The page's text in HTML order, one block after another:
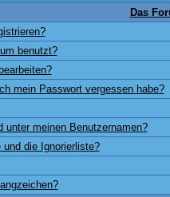
Das
benutzt?
mein Passwort vergessen habe?
unter meinen Benutzernamen?
die Ignorierliste?